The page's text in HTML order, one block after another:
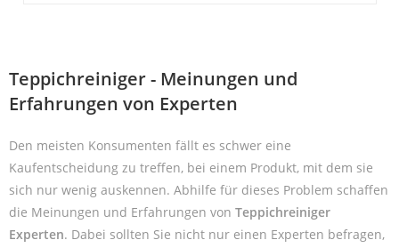
Teppichreiniger - Meinungen und
Erfahrungen von Experten
Den meisten Konsumenten fällt es schwer eine
Kaufentscheidung zu treffen, bei einem Produkt, mit dem sie
sich nur wenig auskennen. Abhilfe für dieses Problem schaffen
die Meinungen und Erfahrungen von Teppichreiniger
Experten. Dabei sollten Sie nicht nur einen Experten befragen,